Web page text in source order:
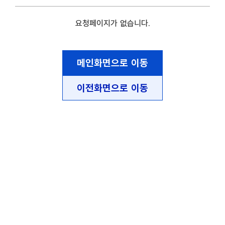
요청페이지가 없습니다.
메인화면으로 이동
이전화면으로 이동